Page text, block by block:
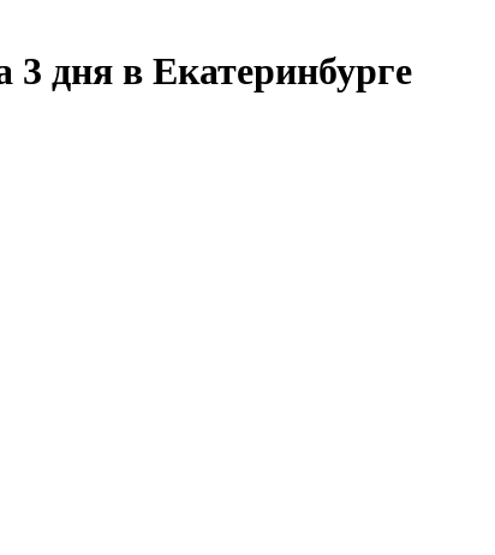
3 дня в Екатеринбурге